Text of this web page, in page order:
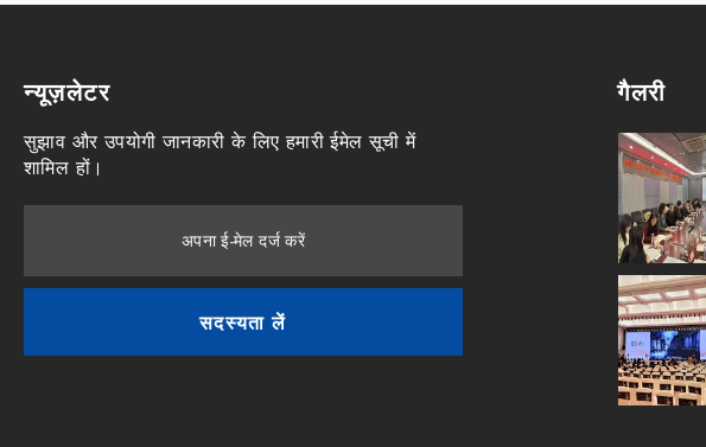
न्यूज़लेटर
सुझाव और उपयोगी जानकारी के लिए हमारी ईमेल सूची में
शामिल हों।
अपना ई-मेल दर्ज करें
सदस्यता लें
गैलरी